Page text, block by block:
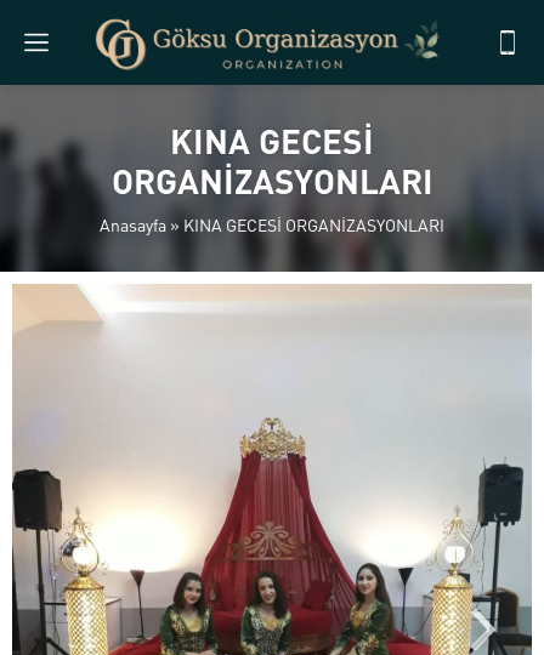
KINA GECESİ
ORGANİZASYONLARI
Anasayfa » KINA GECESİ ORGANİZASYONLARI